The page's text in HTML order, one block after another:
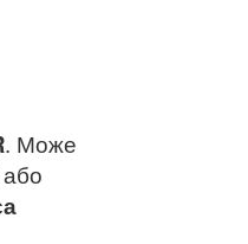
. Може
або